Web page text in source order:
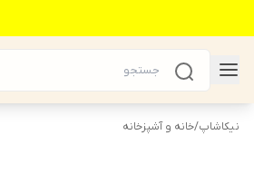
نیکاشاپ/خانه و آشپزخانه